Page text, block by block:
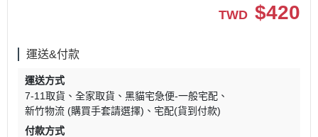
TWD $420
運送&付款
運送方式
7-11取貨
全家取貨
黑貓宅急便-一般宅配
新竹物流 (購買手套請選擇)
宅配(貨到付款)
付款方式